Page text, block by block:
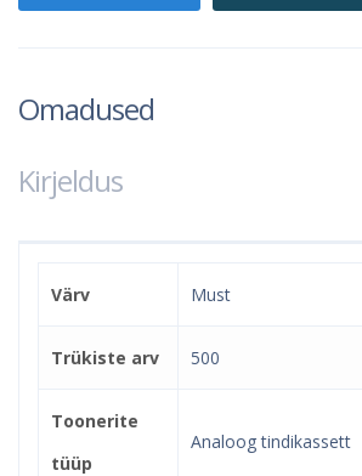
Omadused
Kirjeldus
Värv Must
Trükiste arv 500
Toonerite
tüüp
Analoog tindikassett